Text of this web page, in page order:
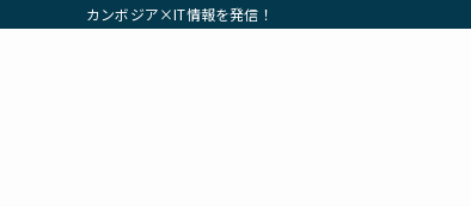
カンボジア×IT情報を発信！